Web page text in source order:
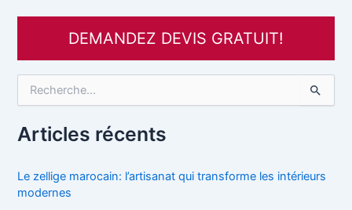
DEMANDEZ DEVIS GRATUIT!
h
e
c
h
Articles récents
Le zellige marocain: l’artisanat qui transforme les intérieurs
modernes